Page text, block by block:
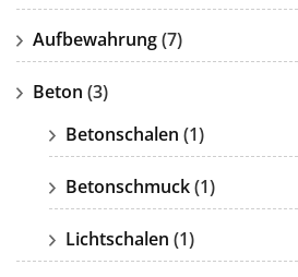
Aufbewahrung(7)
Beton (3)
Betonschalen (1)
Betonschmuck(1)
Lichtschalen (1)